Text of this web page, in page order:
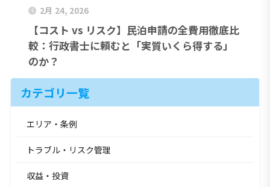
2月 24, 2026
【コスト vs リスク】民泊申請の全費用徹底比
較：行政書士に頼むと「実質いくら得する」
のか？
カテゴリ一覧
エリア・条例
トラブル・リスク管理
収益・投資